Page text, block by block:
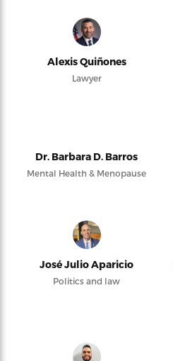
Alexis Quiñones
Lawyer
Dr. Barbara D. Barros
Mental Health & Menopause
José Julio Aparicio
Politics and law